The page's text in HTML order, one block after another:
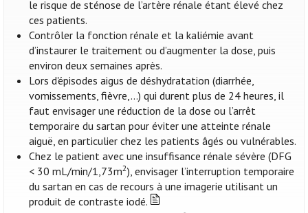
le risque de sténose de l’artère rénale étant élevé chez
ces patients.
Contrôler la fonction rénale et la kaliémie avant
d’instaurer le traitement ou d’augmenter la dose, puis
environ deux semaines après.
Lors d'épisodes aigus de déshydratation (diarrhée,
vomissements, fièvre,...) qui durent plus de 24 heures, il
faut envisager une réduction de la dose ou l’arrêt
temporaire du sartan pour éviter une atteinte rénale
aiguë, en particulier chez les patients âgés ou vulnérables.
Chez le patient avec une insuffisance rénale sévère (DFG
< 30 mL/min/1,73m2), envisager l’interruption temporaire
du sartan en cas de recours à une imagerie utilisant un
produit de contraste iodé.